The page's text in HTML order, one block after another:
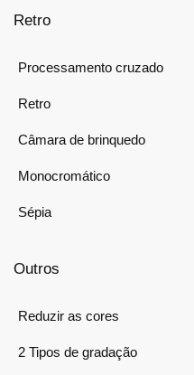
Retro
Processamento cruzado
Retro
Câmara de brinquedo
Monocromático
Sépia
Outros
Reduzir as cores
2 Tipos de gradação